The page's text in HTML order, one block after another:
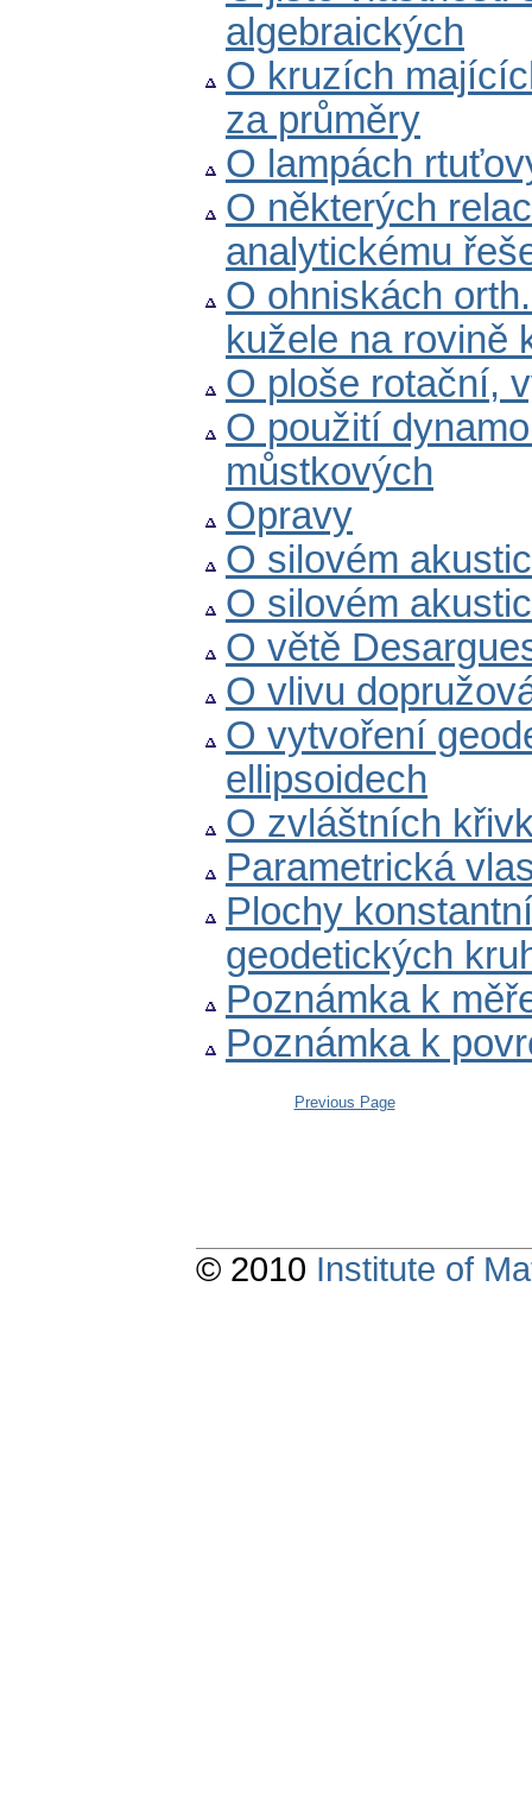
algebraických
O kruzích
za průměry
O lampách
O některých
analytickému
O ohniskách
kužele na rovině
O ploše rotační,
O použití
můstkových
Opravy
O silovém
O silovém
O větě
O vlivu
O vytvoření
ellipsoidech
O zvláštních
Parametrická
Plochy
geodetických
Poznámka k
Poznámka k
Previous Page
© 2010 Institute of